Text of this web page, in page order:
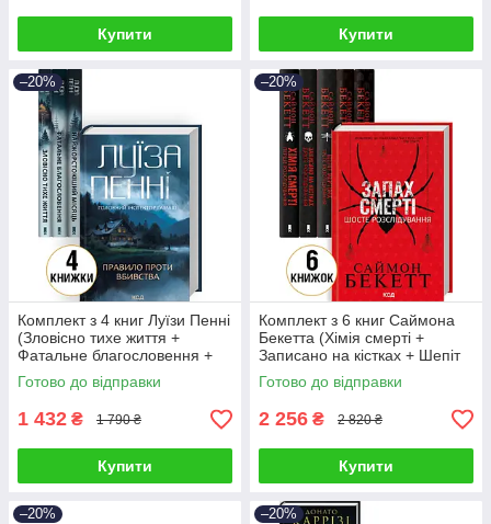
Купити Купити
–20%
Комплект з 4 книг Луїзи Пенні
(Зловісно тихе життя +
Фатальне благословення +
Найжорстокіший місяць та ін)
Готово до відправки
1 432 ₴ 1 790 ₴
Купити
–20%
Комплект з 6 книг Саймона
Бекетта (Хімія смерті +
Записано на кістках + Шепіт
мертвих + Поклик з могили та
ін)
Готово до відправки
2 256 ₴ 2 820 ₴
Купити
–20% –20%